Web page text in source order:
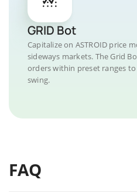
GRID Bot
Capitalize on ASTROID price
sideways markets. The Grid
orders within preset ranges
swing.
FAQ